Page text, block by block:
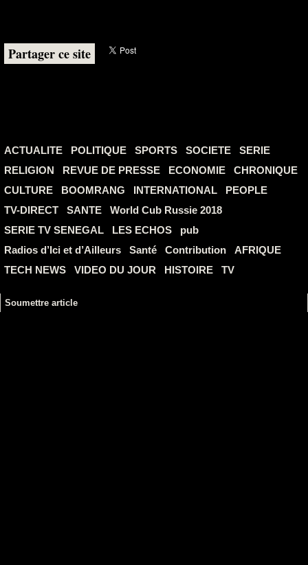
Partager ce site
ACTUALITE POLITIQUE SPORTS SOCIETE
SERIE
RELIGION
REVUE DE PRESSE ECONOMIE
CHRONIQUE
CULTURE
BOOMRANG INTERNATIONAL
PEOPLE
TV-DIRECT
SANTE
World Cub Russie 2018
SERIE TV SENEGAL
LES ECHOS
pub
Radios d’Ici et d’Ailleurs
Santé Contribution
AFRIQUE
TECH NEWS
VIDEO DU JOUR HISTOIRE TV
Soumettre article